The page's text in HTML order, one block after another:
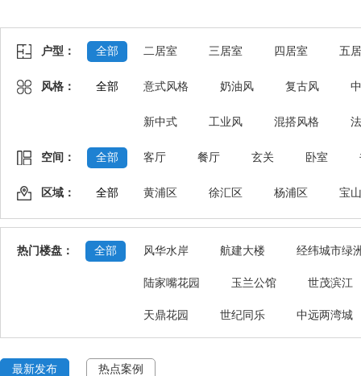
户型： 全部 二居室 三居室 四居室 五
风格： 全部 意式风格 奶油风 复古风
新中式 工业风 混搭风格
空间： 全部 客厅 餐厅 玄关 卧室
区域： 全部 黄浦区 徐汇区 杨浦区 宝
热门楼盘： 全部 风华水岸 航建大楼 经纬城市绿
陆家嘴花园 玉兰公馆 世茂滨江
天鼎花园 世纪同乐 中远两湾城
最新发布 热点案例